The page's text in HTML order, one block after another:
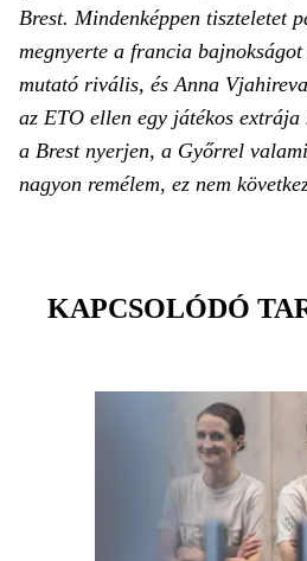
Brest. Mindenképpen tiszteletet
megnyerte a francia
mutató rivális, és Anna
az ETO ellen egy játékos extrája
a Brest nyerjen, a Győrrel
nagyon remélem, ez nem
KAPCSOLÓDÓ